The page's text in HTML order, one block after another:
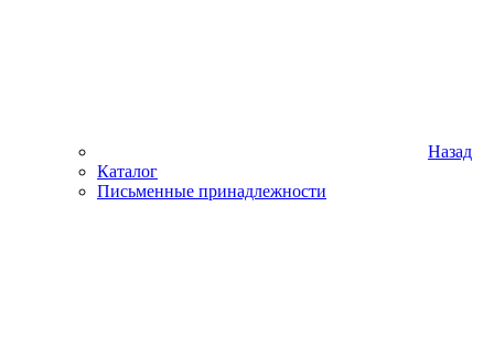
Назад
Каталог
Письменные принадлежности